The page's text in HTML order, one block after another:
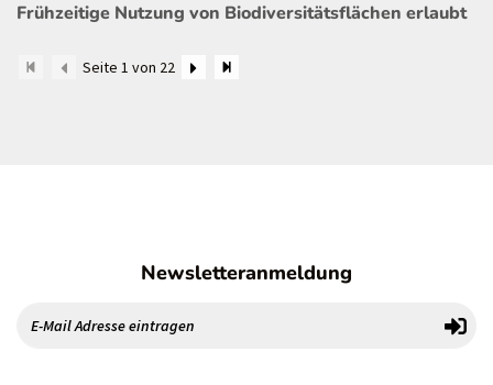
Frühzeitige Nutzung von Biodiversitätsflächen erlaubt
Seite 1 von 22
Newsletteranmeldung